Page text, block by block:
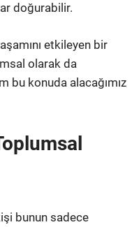
doğurabilir.
etkileyen bir
olarak da
bu konuda alacağımız
bunun sadece